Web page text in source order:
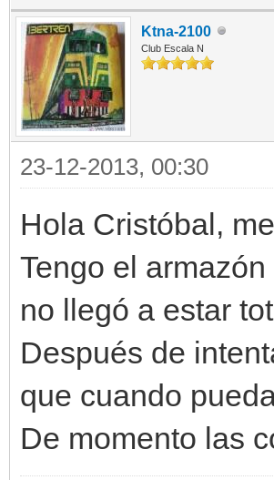
Ktna-2100
Club Escala N
23-12-2013, 00:30
Hola Cristóbal,
Tengo el
no llegó a estar
Después de
que cuando
De momento las